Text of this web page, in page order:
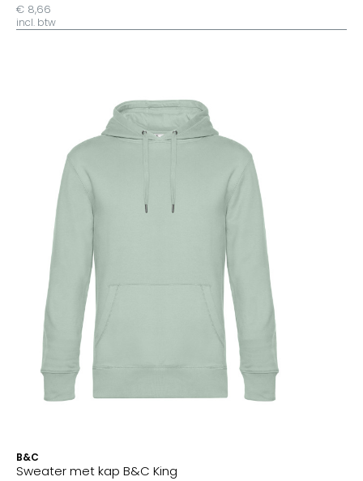
€ 8,66
incl. btw
B&C
Sweater met kap B&C King